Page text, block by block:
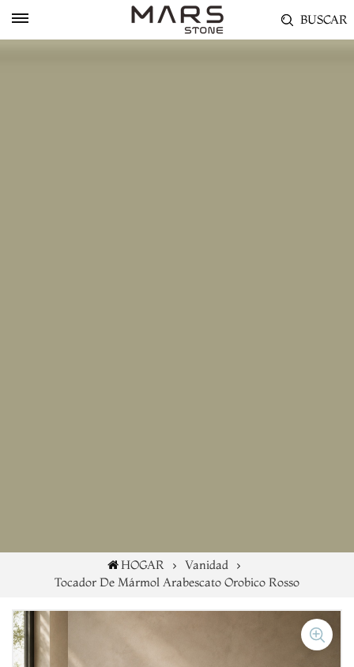
BUSCAR
HOGAR
Vanidad
Tocador De Mármol Arabescato Orobico Rosso